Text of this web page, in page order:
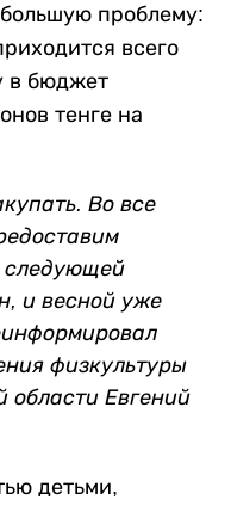
проблему:
всего
в бюджет
тенге на
Во все
следующей
и весной уже
физкультуры
области Евгений
детьми,